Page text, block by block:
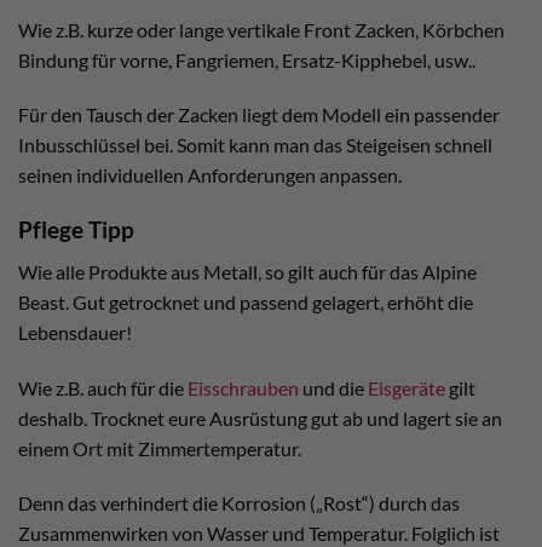
Wie z.B. kurze oder lange vertikale Front Zacken, Körbchen
Bindung für vorne, Fangriemen, Ersatz-Kipphebel, usw..
Für den Tausch der Zacken liegt dem Modell ein passender
Inbusschlüssel bei. Somit kann man das Steigeisen schnell
seinen individuellen Anforderungen anpassen.
Pflege Tipp
Wie alle Produkte aus Metall, so gilt auch für das Alpine
Beast. Gut getrocknet und passend gelagert, erhöht die
Lebensdauer!
Wie z.B. auch für die Eisschrauben und die Eisgeräte gilt
deshalb. Trocknet eure Ausrüstung gut ab und lagert sie an
einem Ort mit Zimmertemperatur.
Denn das verhindert die Korrosion („Rost“) durch das
Zusammenwirken von Wasser und Temperatur. Folglich ist